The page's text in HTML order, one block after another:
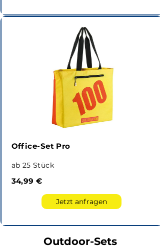
Office-Set Pro
ab 25 Stück
34,99 €
Jetzt anfragen
Outdoor-Sets